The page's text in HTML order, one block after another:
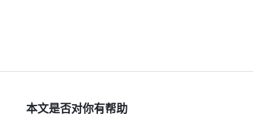
本文是否对你有帮助